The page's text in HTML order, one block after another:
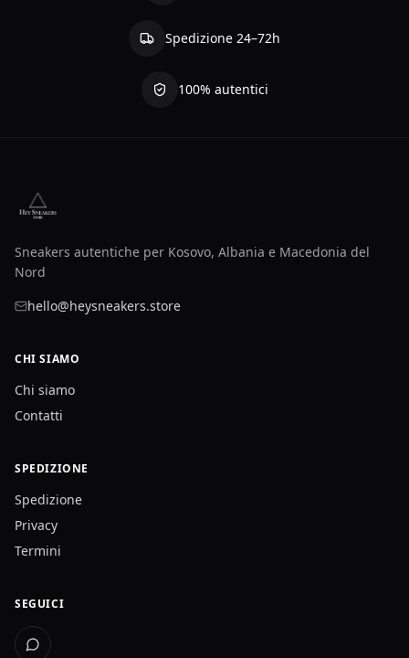
Spedizione 24–72h
100% autentici
Sneakers autentiche per Kosovo, Albania e Macedonia del
Nord
hello@heysneakers.store
CHI SIAMO
Chi siamo
Contatti
SPEDIZIONE
Spedizione
Privacy
Termini
SEGUICI